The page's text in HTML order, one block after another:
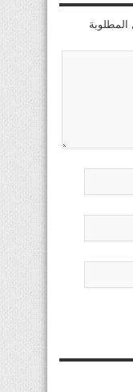
المطلوبة